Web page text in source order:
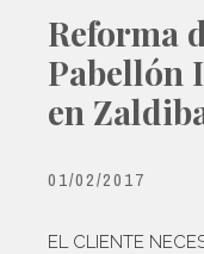
Reforma
Pabellón
en
01/02/2017
EL CLIENTE